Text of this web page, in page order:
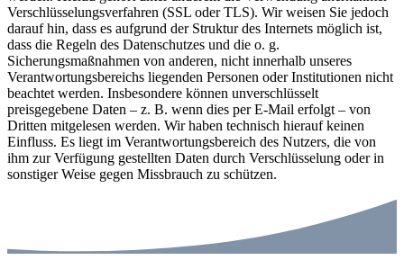
Verschlüsselungsverfahren (SSL oder TLS). Wir weisen Sie jedoch
darauf hin, dass es aufgrund der Struktur des Internets möglich ist,
dass die Regeln des Datenschutzes und die o. g.
Sicherungsmaßnahmen von anderen, nicht innerhalb unseres
Verantwortungsbereichs liegenden Personen oder Institutionen nicht
beachtet werden. Insbesondere können unverschlüsselt
preisgegebene Daten – z. B. wenn dies per E-Mail erfolgt – von
Dritten mitgelesen werden. Wir haben technisch hierauf keinen
Einfluss. Es liegt im Verantwortungsbereich des Nutzers, die von
ihm zur Verfügung gestellten Daten durch Verschlüsselung oder in
sonstiger Weise gegen Missbrauch zu schützen.